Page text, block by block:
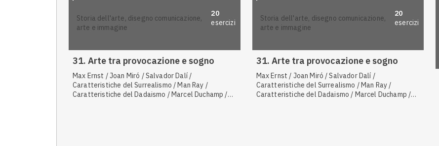
storia dell'arte, disegno comunicazione,
arte e immagine
20
esercizi
31. Arte tra provocazione e sogno
Max Ernst / Joan Miró / Salvador Dalí /
Caratteristiche del Surrealismo / Man Ray /
Caratteristiche del Dadaismo / Marcel Duchamp /
storia dell'arte, disegno comunicazione,
arte e immagine
20
esercizi
31. Arte tra provocazione e sogno
Max Ernst / Joan Miró / Salvador Dalí /
Caratteristiche del Surrealismo / Man Ray /
Caratteristiche del Dadaismo / Marcel Duchamp /